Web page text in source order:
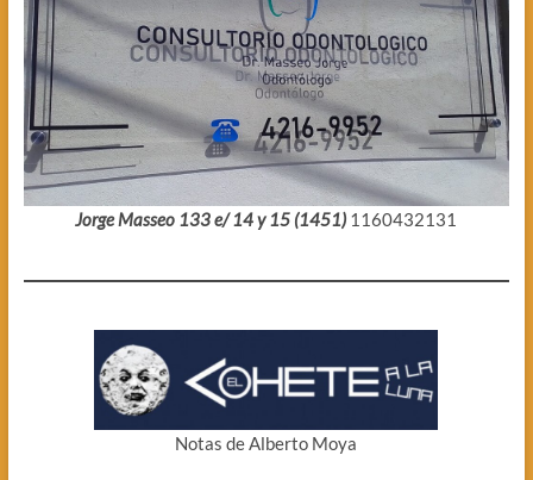
Jorge Masseo 133 e/ 14 y 15 (1451) 1160432131
Notas de Alberto Moya